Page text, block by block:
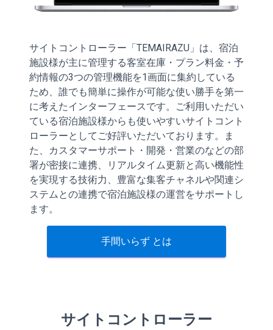
サイトコントローラー「TEMAIRAZU」は、宿泊
施設様が主に管理する客室在庫・プラン料金・予
約情報の3つの管理機能を1画面に集約している
ため、誰でも簡単に操作が可能な使い勝手を第一
に考えたインターフェースです。ご利用いただい
ている宿泊施設様からも使いやすいサイトコント
ローラーとしてご好評いただいております。ま
た、カスタマーサポート・開発・営業のなどの部
署が密接に連携、リアルタイム更新と高い機能性
を実現する技術力、豊富な集客チャネルや関連シ
ステムとの連携で宿泊施設様の運営をサポートし
ます。
手間いらず とは
サイトコントローラー